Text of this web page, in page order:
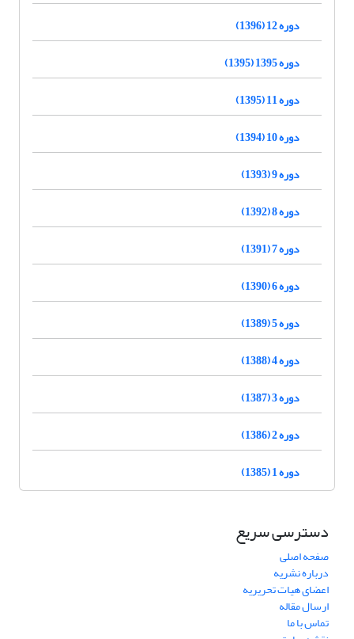
دوره 12 (1396)
دوره 1395 (1395)
دوره 11 (1395)
دوره 10 (1394)
دوره 9 (1393)
دوره 8 (1392)
دوره 7 (1391)
دوره 6 (1390)
دوره 5 (1389)
دوره 4 (1388)
دوره 3 (1387)
دوره 2 (1386)
دوره 1 (1385)
دسترسی سریع
صفحه اصلی
درباره نشریه
اعضای هیات تحریریه
ارسال مقاله
تماس با ما